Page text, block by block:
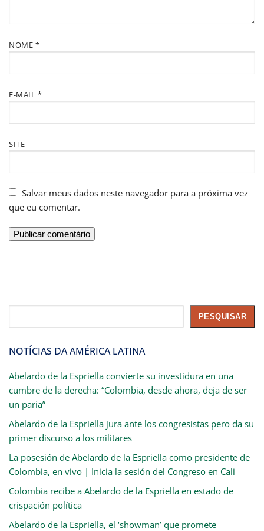
NOME *
E-MAIL *
SITE
Salvar meus dados neste navegador para a próxima vez
que eu comentar.
PESQUISAR
NOTÍCIAS DA AMÉRICA LATINA
Abelardo de la Espriella convierte su investidura en una
cumbre de la derecha: “Colombia, desde ahora, deja de ser
un paria”
Abelardo de la Espriella jura ante los congresistas pero da su
primer discurso a los militares
La posesión de Abelardo de la Espriella como presidente de
Colombia, en vivo | Inicia la sesión del Congreso en Cali
Colombia recibe a Abelardo de la Espriella en estado de
crispación política
Abelardo de la Espriella, el ‘showman’ que promete